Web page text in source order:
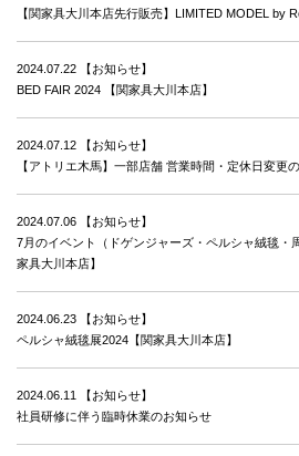
【関家具大川本店先行販売】LIMITED MODEL by
2024.07.22
【お知らせ】
BED FAIR 2024 【関家具大川本店】
2024.07.12
【お知らせ】
【アトリエ木馬】一部店舗 営業時間・定休日変更
2024.07.06
【お知らせ】
7月のイベント（ドゲンジャーズ・ペルシャ絨毯・
家具大川本店】
2024.06.23
【お知らせ】
ペルシャ絨毯展2024【関家具大川本店】
2024.06.11
【お知らせ】
社員研修に伴う臨時休業のお知らせ